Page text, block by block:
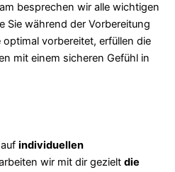
besprechen wir alle wichtigen
Sie während der Vorbereitung
vorbereitet, erfüllen die
mit einem sicheren Gefühl in
individuellen
wir mit dir gezielt die